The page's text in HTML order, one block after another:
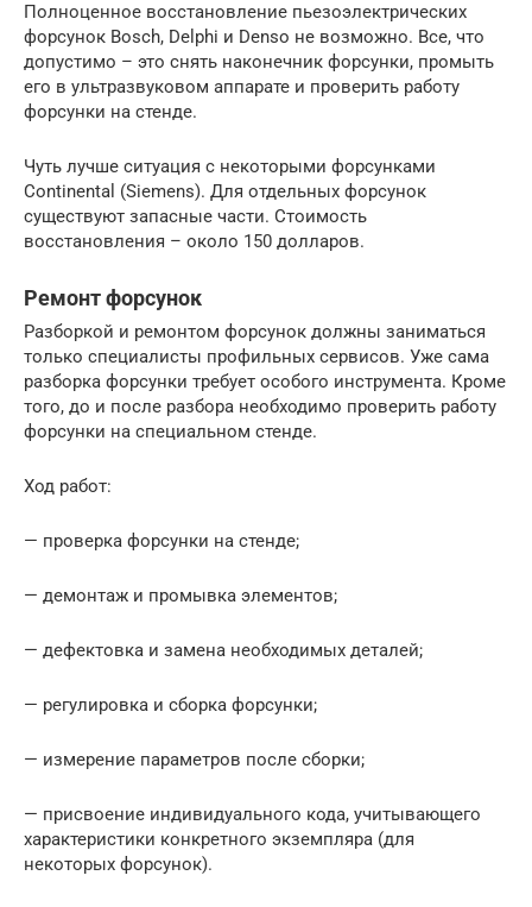
Полноценное восстановление пьезоэлектрических
форсунок Bosch, Delphi и Denso не возможно. Все, что
допустимо – это снять наконечник форсунки, промыть
его в ультразвуковом аппарате и проверить работу
форсунки на стенде.
Чуть лучше ситуация с некоторыми форсунками
Continental (Siemens). Для отдельных форсунок
существуют запасные части. Стоимость
восстановления – около 150 долларов.
Ремонт форсунок
Разборкой и ремонтом форсунок должны заниматься
только специалисты профильных сервисов. Уже сама
разборка форсунки требует особого инструмента. Кроме
того, до и после разбора необходимо проверить работу
форсунки на специальном стенде.
Ход работ:
— проверка форсунки на стенде;
— демонтаж и промывка элементов;
— дефектовка и замена необходимых деталей;
— регулировка и сборка форсунки;
— измерение параметров после сборки;
— присвоение индивидуального кода, учитывающего
характеристики конкретного экземпляра (для
некоторых форсунок).